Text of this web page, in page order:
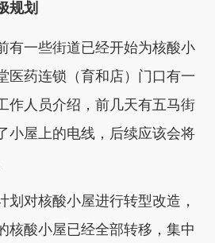
规划
一些街道已经开始为核酸小
医药连锁（育和店）门口有一
作人员介绍，前几天有五马街
小屋上的电线，后续应该会将
对核酸小屋进行转型改造，
核酸小屋已经全部转移，集中